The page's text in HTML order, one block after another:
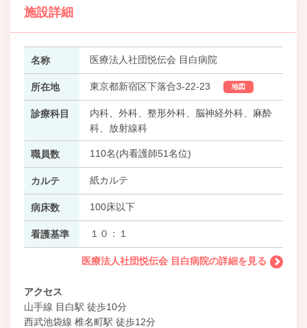
施設詳細
名称 医療法人社団悦伝会 目白病院
所在地 東京都新宿区下落合3-22-23 地図
診療科目
内科、外科、整形外科、脳神経外科、麻酔
科、放射線科
職員数 110名(内看護師51名位)
カルテ 紙カルテ
病床数 100床以下
看護基準 １０：１
医療法人社団悦伝会 目白病院の詳細を見る
アクセス
山手線 目白駅 徒歩10分
西武池袋線 椎名町駅 徒歩12分